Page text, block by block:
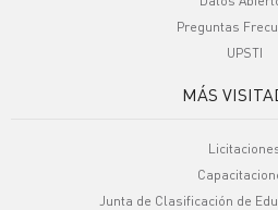
Preguntas
UPSTI
MÁS
Junta de Clasificación de